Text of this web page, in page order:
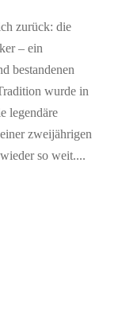
zurück: die
– ein
bestandenen
wurde in
legendäre
zweijährigen
so weit....